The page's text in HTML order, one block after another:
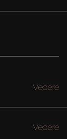
Vedere
Vedere